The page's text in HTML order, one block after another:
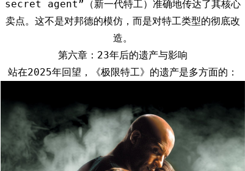
secret agent”（新一代特工）准确地传达了其核心
卖点。这不是对邦德的模仿，而是对特工类型的彻底改
造。
第六章：23年后的遗产与影响
站在2025年回望，《极限特工》的遗产是多方面的：